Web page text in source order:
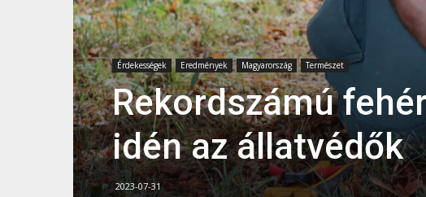
Érdekességek Eredmények Magyarország Természet
Rekordszámú
idén az állatvédők
2023-07-31